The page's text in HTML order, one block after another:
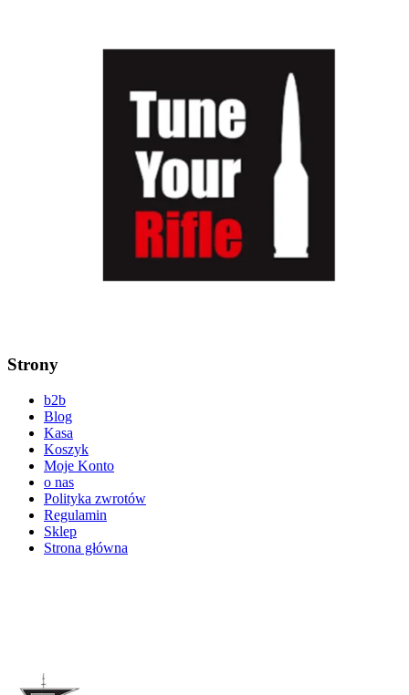
Strony
b2b
Blog
Kasa
Koszyk
Moje Konto
o nas
Polityka zwrotów
Regulamin
Sklep
Strona główna